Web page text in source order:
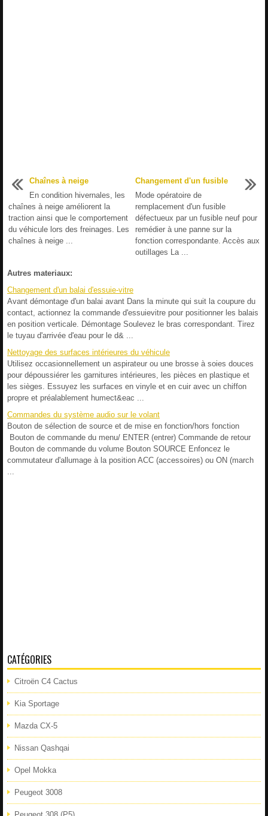
Chaînes à neige
En condition hivernales, les
chaînes à neige améliorent la
traction ainsi que le comportement
du véhicule lors des freinages. Les
chaînes à neige ...
Changement d'un fusible
Mode opératoire de
remplacement d'un fusible
défectueux par un fusible neuf pour
remédier à une panne sur la
fonction correspondante. Accès aux
outillages La ...
Autres materiaux:
Changement d'un balai d'essuie-vitre
Avant démontage d'un balai avant Dans la minute qui suit la coupure du
contact, actionnez la commande d'essuievitre pour positionner les balais
en position verticale. Démontage Soulevez le bras correspondant. Tirez
le tuyau d'arrivée d'eau pour le d& ...
Nettoyage des surfaces intérieures du véhicule
Utilisez occasionnellement un aspirateur ou une brosse à soies douces
pour dépoussiérer les garnitures intérieures, les pièces en plastique et
les sièges. Essuyez les surfaces en vinyle et en cuir avec un chiffon
propre et préalablement humect&eac ...
Commandes du système audio sur le volant
Bouton de sélection de source et de mise en fonction/hors fonction
Bouton de commande du menu/ ENTER (entrer) Commande de retour
Bouton de commande du volume Bouton SOURCE Enfoncez le
commutateur d'allumage à la position ACC (accessoires) ou ON (march
CATÉGORIES
Citroën C4 Cactus
Kia Sportage
Mazda CX-5
Nissan Qashqai
Opel Mokka
Peugeot 3008